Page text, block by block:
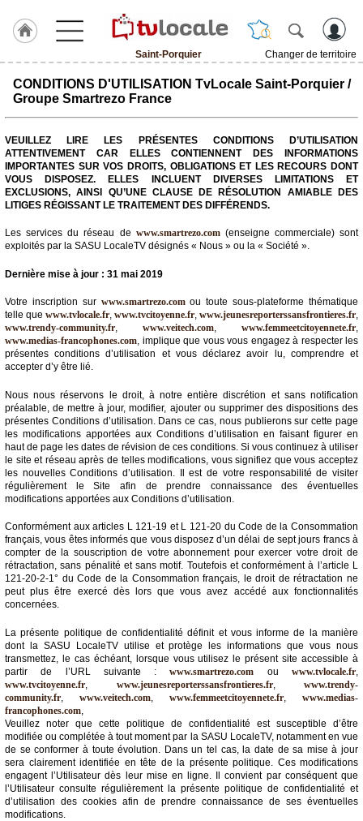
Saint-Porquier
Changer de territoire
J'adhère
Hulcoq
Saint-
Porquier
TvLocale
France
Accueil
RUBRIQUES
Agenda
Gazette
Vidéos
Médias
du
groupe
Blogs
Prémium
Inscription
pro
Accès
éditeur
CONDITIONS D'UTILISATION TvLocale Saint-Porquier /
Groupe Smartrezo France
VEUILLEZ LIRE LES PRÉSENTES CONDITIONS D’UTILISATION
ATTENTIVEMENT CAR ELLES CONTIENNENT DES INFORMATIONS
IMPORTANTES SUR VOS DROITS, OBLIGATIONS ET LES RECOURS DONT
VOUS DISPOSEZ. ELLES INCLUENT DIVERSES LIMITATIONS ET
EXCLUSIONS, AINSI QU’UNE CLAUSE DE RÉSOLUTION AMIABLE DES
LITIGES RÉGISSANT LE TRAITEMENT DES DIFFÉRENDS.
Les services du réseau de www.smartrezo.com(enseigne commerciale) sont
exploités par la SASU LocaleTV désignés « Nous » ou la « Société ».
Dernière mise à jour : 31 mai 2019
Votre inscription sur www.smartrezo.comou toute sous-plateforme thématique
telle que www.tvlocale.fr, www.tvcitoyenne.fr, www.jeunesreporterssansfrontieres.fr,
www.trendy-community.fr, www.veitech.com, www.femmeetcitoyennete.fr,
www.medias-francophones.com, implique que vous vous engagez à respecter les
présentes conditions d’utilisation et vous déclarez avoir lu, comprendre et
accepter d’y être lié.
Nous nous réservons le droit, à notre entière discrétion et sans notification
préalable, de mettre à jour, modifier, ajouter ou supprimer des dispositions des
présentes Conditions d’utilisation. Dans ce cas, nous publierons sur cette page
les modifications apportées aux Conditions d’utilisation en faisant figurer en
haut de page les dates de révision de ces conditions. Si vous continuez à utiliser
le site et réseau après de telles modifications, vous signifiez que vous acceptez
les nouvelles Conditions d’utilisation. Il est de votre responsabilité de visiter
régulièrement le Site afin de prendre connaissance des éventuelles
modifications apportées aux Conditions d’utilisation.
Conformément aux articles L 121-19 et L 121-20 du Code de la Consommation
français, vous êtes informés que vous disposez d’un délai de sept jours francs à
compter de la souscription de votre abonnement pour exercer votre droit de
rétractation, sans pénalité et sans motif. Toutefois et conformément à l’article L
121-20-2-1° du Code de la Consommation français, le droit de rétractation ne
peut plus être exercé dès lors que vous avez accédé aux fonctionnalités
concernées.
La présente politique de confidentialité définit et vous informe de la manière
dont la SASU LocaleTV utilise et protège les informations que vous nous
transmettez, le cas échéant, lorsque vous utilisez le présent site accessible à
partir de l’URL suivante :www.smartrezo.com ouwww.tvlocale.fr,
www.tvcitoyenne.fr, www.jeunesreporterssansfrontieres.fr, www.trendy-
community.fr, www.veitech.com, www.femmeetcitoyennete.fr, www.medias-
francophones.com,
Veuillez noter que cette politique de confidentialité est susceptible d’être
modifiée ou complétée à tout moment par la SASU LocaleTV, notamment en vue
de se conformer à toute évolution. Dans un tel cas, la date de sa mise à jour
sera clairement identifiée en tête de la présente politique. Ces modifications
engagent l’Utilisateur dès leur mise en ligne. Il convient par conséquent que
l’Utilisateur consulte régulièrement la présente politique de confidentialité et
d’utilisation des cookies afin de prendre connaissance de ses éventuelles
modifications.